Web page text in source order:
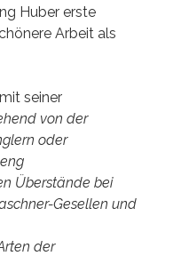
Huber erste
Arbeit als
seiner
von der
oder
Überstände bei
Gesellen und
der